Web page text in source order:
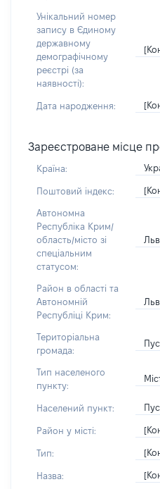
Унікальний номер
запису в Єдиному
державному
демографічному
реєстрі (за
наявності):
Дата народження:
Зареєстроване місце
Країна:
Поштовий індекс:
Автономна
Республіка Крим/
область/місто зі
спеціальним
статусом:
Район в області та
Автономній
Республіці Крим:
Територіальна
громада:
Тип населеного
пункту:
Населений пункт:
Район у місті:
Тип:
Назва: